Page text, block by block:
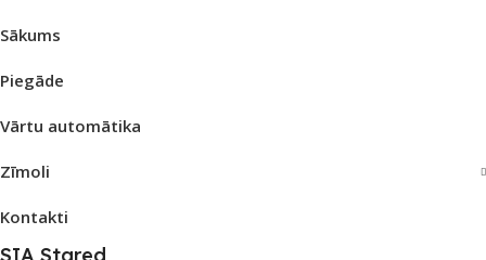
Sākums
Piegāde
Vārtu automātika
Zīmoli
Kontakti
SIA Stared